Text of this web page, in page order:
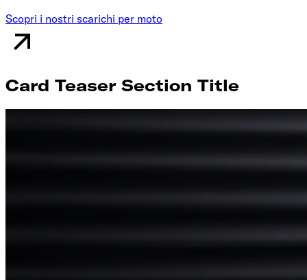
Scopri i nostri scarichi per moto
Card Teaser Section Title